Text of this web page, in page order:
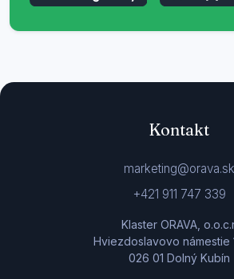
Kontakt
marketing@orava.sk
+421 911 747 339
Klaster ORAVA,
Hviezdoslavovo námestie
026 01 Dolný Kubín